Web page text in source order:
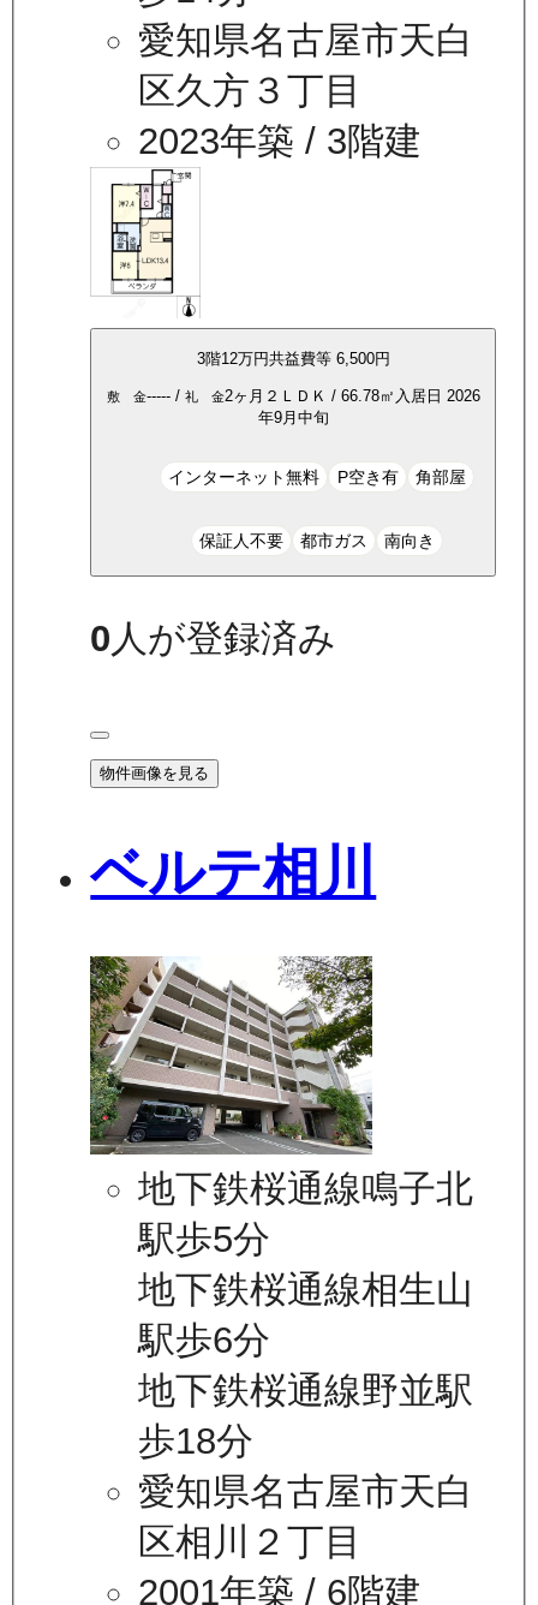
愛知県名古屋市天白
区久方３丁目
2023年築 / 3階建
3階12万円共益費等 6,500円
敷 金-----/ 礼 金2ヶ月 ２ＬＤＫ / 66.78㎡ 入居日 2026
年9月中旬
インターネット無料 P空き有 角部屋
保証人不要 都市ガス 南向き
0 人が登録済み
物件画像を見る
ベルテ相川
地下鉄桜通線鳴子北
駅歩5分
地下鉄桜通線相生山
駅歩6分
地下鉄桜通線野並駅
歩18分
愛知県名古屋市天白
区相川２丁目
2001年築 / 6階建